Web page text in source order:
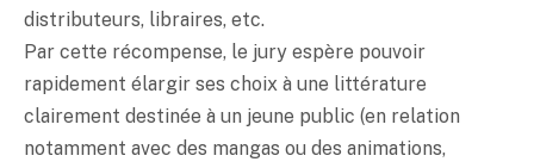
distributeurs, libraires, etc.
Par cette récompense, le jury espère pouvoir
rapidement élargir ses choix à une littérature
clairement destinée à un jeune public (en relation
notamment avec des mangas ou des animations,